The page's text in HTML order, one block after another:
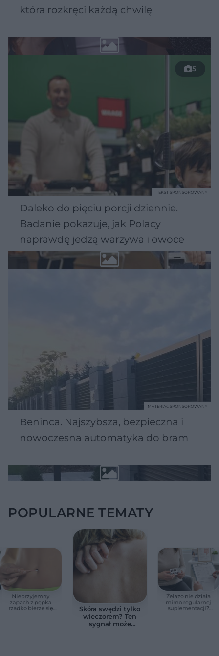
która rozkręci każdą chwilę
5
Daleko do pięciu porcji dziennie.
Badanie pokazuje, jak Polacy
naprawdę jedzą warzywa i owoce
TEKST SPONSOROWANY
Beninca. Najszybsza, bezpieczna i
nowoczesna automatyka do bram
MATERIAŁ SPONSOROWANY
POPULARNE TEMATY
Nieprzyjemny
zapach z pępka
rzadko bierze się
Skóra swędzi tylko
wieczorem? Ten
sygnał może
Żelazo nie działa
mimo regularnej
suplementacji?